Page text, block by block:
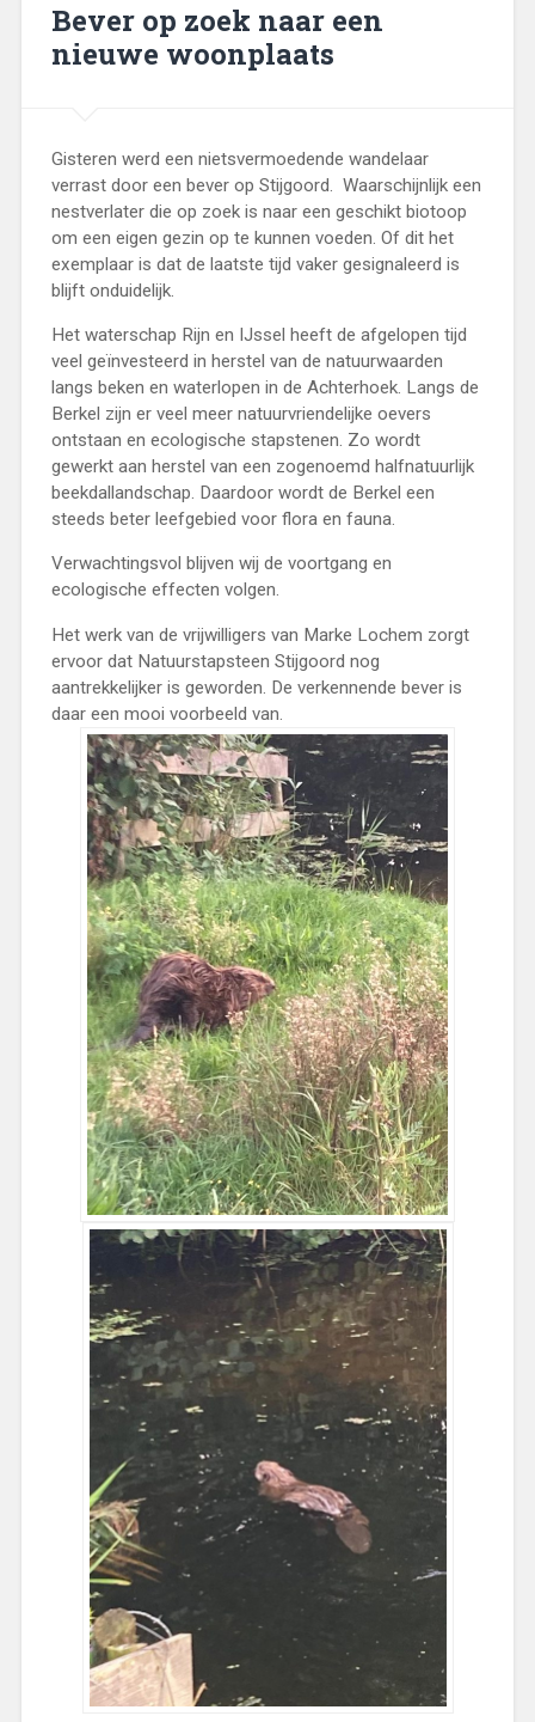
Bever op zoek naar een
nieuwe woonplaats
Gisteren werd een nietsvermoedende wandelaar
verrast door een bever op Stijgoord. Waarschijnlijk een
nestverlater die op zoek is naar een geschikt biotoop
om een eigen gezin op te kunnen voeden. Of dit het
exemplaar is dat de laatste tijd vaker gesignaleerd is
blijft onduidelijk.
Het waterschap Rijn en IJssel heeft de afgelopen tijd
veel geïnvesteerd in herstel van de natuurwaarden
langs beken en waterlopen in de Achterhoek. Langs de
Berkel zijn er veel meer natuurvriendelijke oevers
ontstaan en ecologische stapstenen. Zo wordt
gewerkt aan herstel van een zogenoemd halfnatuurlijk
beekdallandschap. Daardoor wordt de Berkel een
steeds beter leefgebied voor flora en fauna.
Verwachtingsvol blijven wij de voortgang en
ecologische effecten volgen.
Het werk van de vrijwilligers van Marke Lochem zorgt
ervoor dat Natuurstapsteen Stijgoord nog
aantrekkelijker is geworden. De verkennende bever is
daar een mooi voorbeeld van.